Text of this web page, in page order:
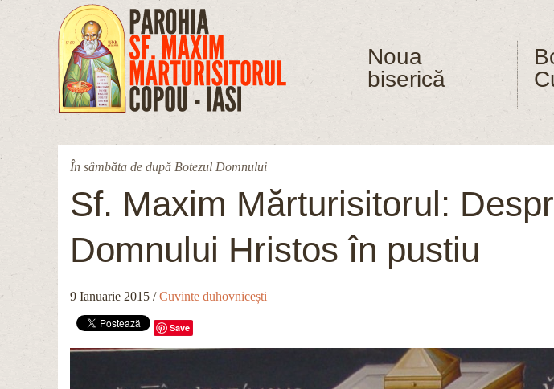
Mergi la conţinutul principal
Noua
biserică
În sâmbăta de după Botezul Domnului
Sf. Maxim Mărturisitorul:
Domnului Hristos în pustiu
9 Ianuarie 2015 /Cuvinte duhovnicești
Save